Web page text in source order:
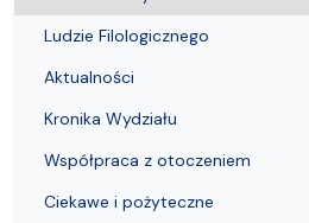
Ludzie Filologicznego
Aktualności
Kronika Wydziału
Współpraca z otoczeniem
Ciekawe i pożyteczne